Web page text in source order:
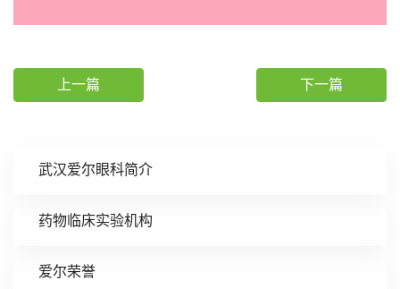
武汉爱尔眼科简介
药物临床实验机构
爱尔荣誉
上一篇 下一篇